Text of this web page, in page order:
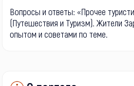
Вопросы и ответы: «Прочее
(Путешествия и Туризм). Жители
опытом и советами по теме.